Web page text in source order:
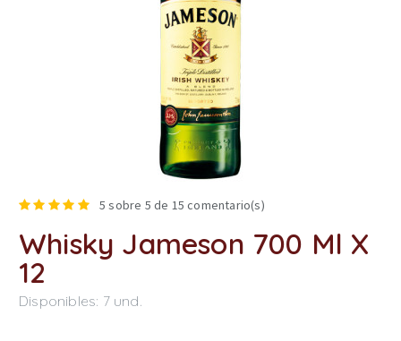
5 sobre 5 de 15 comentario(s)
Whisky Jameson 700 Ml X
12
Disponibles: 7und.